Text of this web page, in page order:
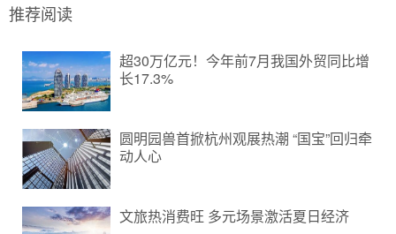
推荐阅读
超30万亿元！今年前7月我国外贸同比增
长17.3%
圆明园兽首掀杭州观展热潮 “国宝”回归牵
动人心
文旅热消费旺 多元场景激活夏日经济